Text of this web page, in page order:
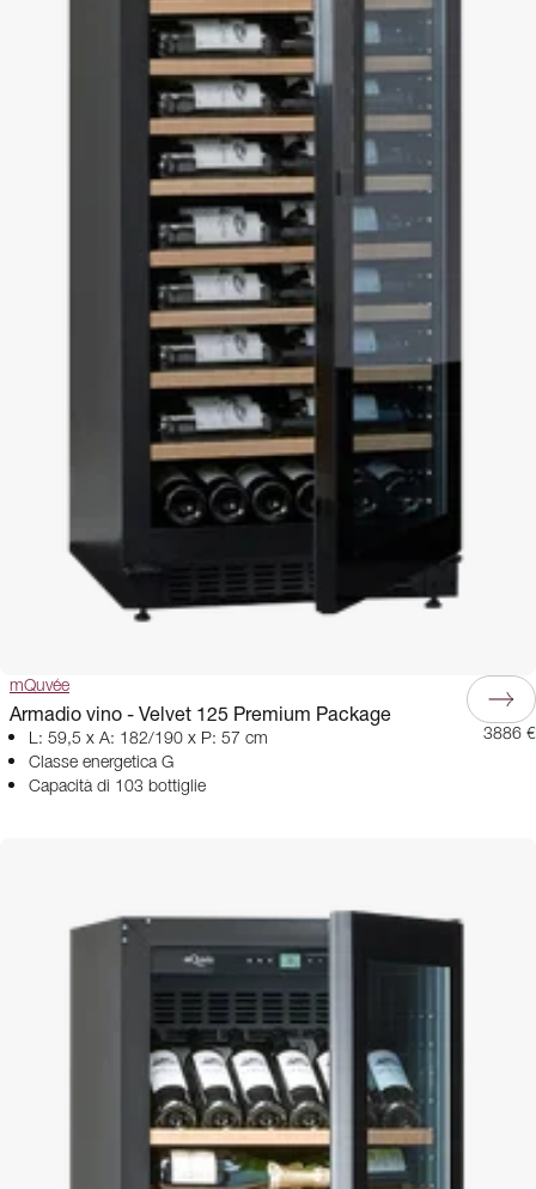
mQuvée
Armadio vino - Velvet 125 Premium Package
L: 59,5 x A: 182/190 x P: 57 cm
Classe energetica G
Capacità di 103 bottiglie
3886 €